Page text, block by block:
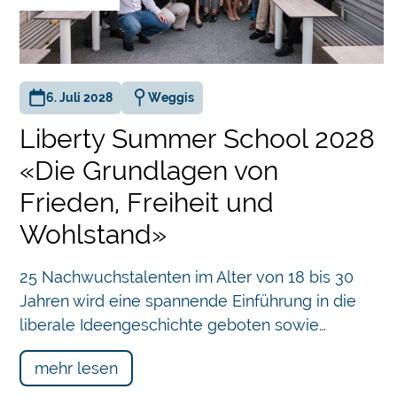
Chatbot
6. Juli 2028 Weggis
Liberty Summer School 2028
«Die Grundlagen von
Frieden, Freiheit und
Wohlstand»
25 Nachwuchstalenten im Alter von 18 bis 30
Jahren wird eine spannende Einführung in die
liberale Ideengeschichte geboten sowie…
mehr lesen